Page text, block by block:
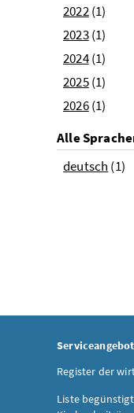
2022(1)
2023(1)
2024(1)
2025(1)
2026(1)
Alle
deutsch (1)
Register der
Liste